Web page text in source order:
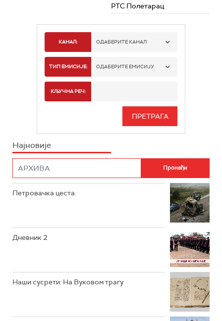
РТС Полетарац
КАНАЛ: ОДАБЕРИТЕ КАНАЛ
РТС 1
РТС 3
ТИП ЕМИСИЈЕ: ОДАБЕРИТЕ ЕМИСИЈУ
ИНФО
КЉУЧНА РЕЧ:
Најновије
Петровачка цеста
Дневник 2
Наши сусрети: На Вуковом трагу